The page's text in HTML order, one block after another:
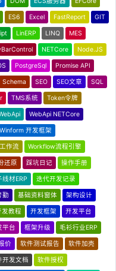
ES6 Excel FastReport GIT
LinERP LINQ MES
NETCore Node.JS
PostgreSql Promise API
Schema SEO SEO文章 SQL
TMS系统 Token令牌
WebApi NETCore
Winform 开发框架
作流 Workflow流程引擎
还原 踩坑日记 操作手册
线材ERP 迭代开发记录
勤 基础资料窗体 架构设计
发教程 开发框架 开发平台
平台 框架升级 毛衫行业ERP
价 软件测试报告 软件加壳
开发文档 软件授权